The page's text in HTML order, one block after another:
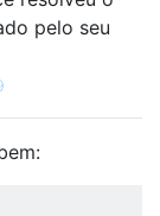
pelo seu